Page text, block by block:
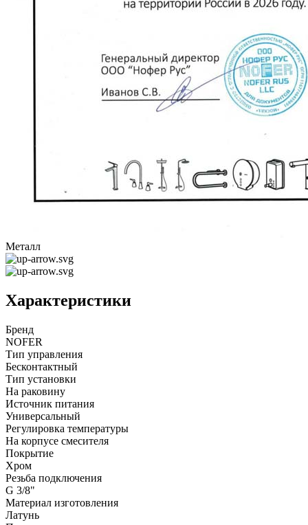
Металл
Характеристики
Бренд
NOFER
Тип управления
Бесконтактный
Тип установки
На раковину
Источник питания
Универсальный
Регулировка температуры
На корпусе смесителя
Покрытие
Хром
Резьба подключения
G 3/8"
Материал изготовления
Латунь